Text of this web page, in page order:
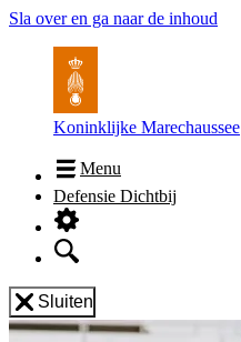
Sla over en ga naar de inhoud
Koninklijke Marechaussee
Menu
Defensie Dichtbij
Sluiten